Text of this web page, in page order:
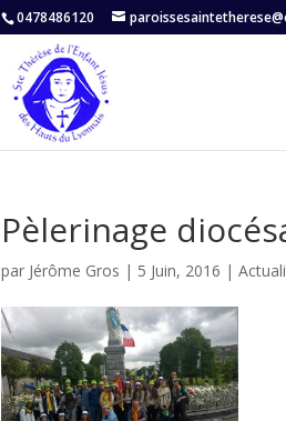
0478486120
Pèlerinage
par Jérôme Gros | 5 Juin, 2016 |